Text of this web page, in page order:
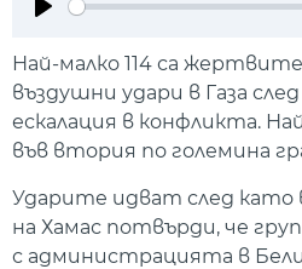
Най-малко 114 са
въздушни удари в Газа
ескалация в конфликта.
във втория по големина
Ударите идват след като
на Хамас потвърди, че
с администрацията в